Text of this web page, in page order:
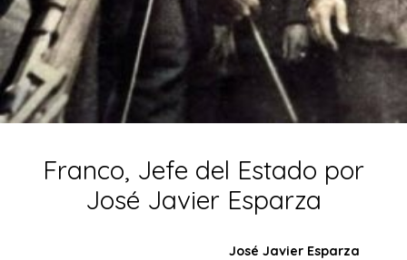
Franco, Jefe del Estado por
José Javier Esparza
José Javier Esparza